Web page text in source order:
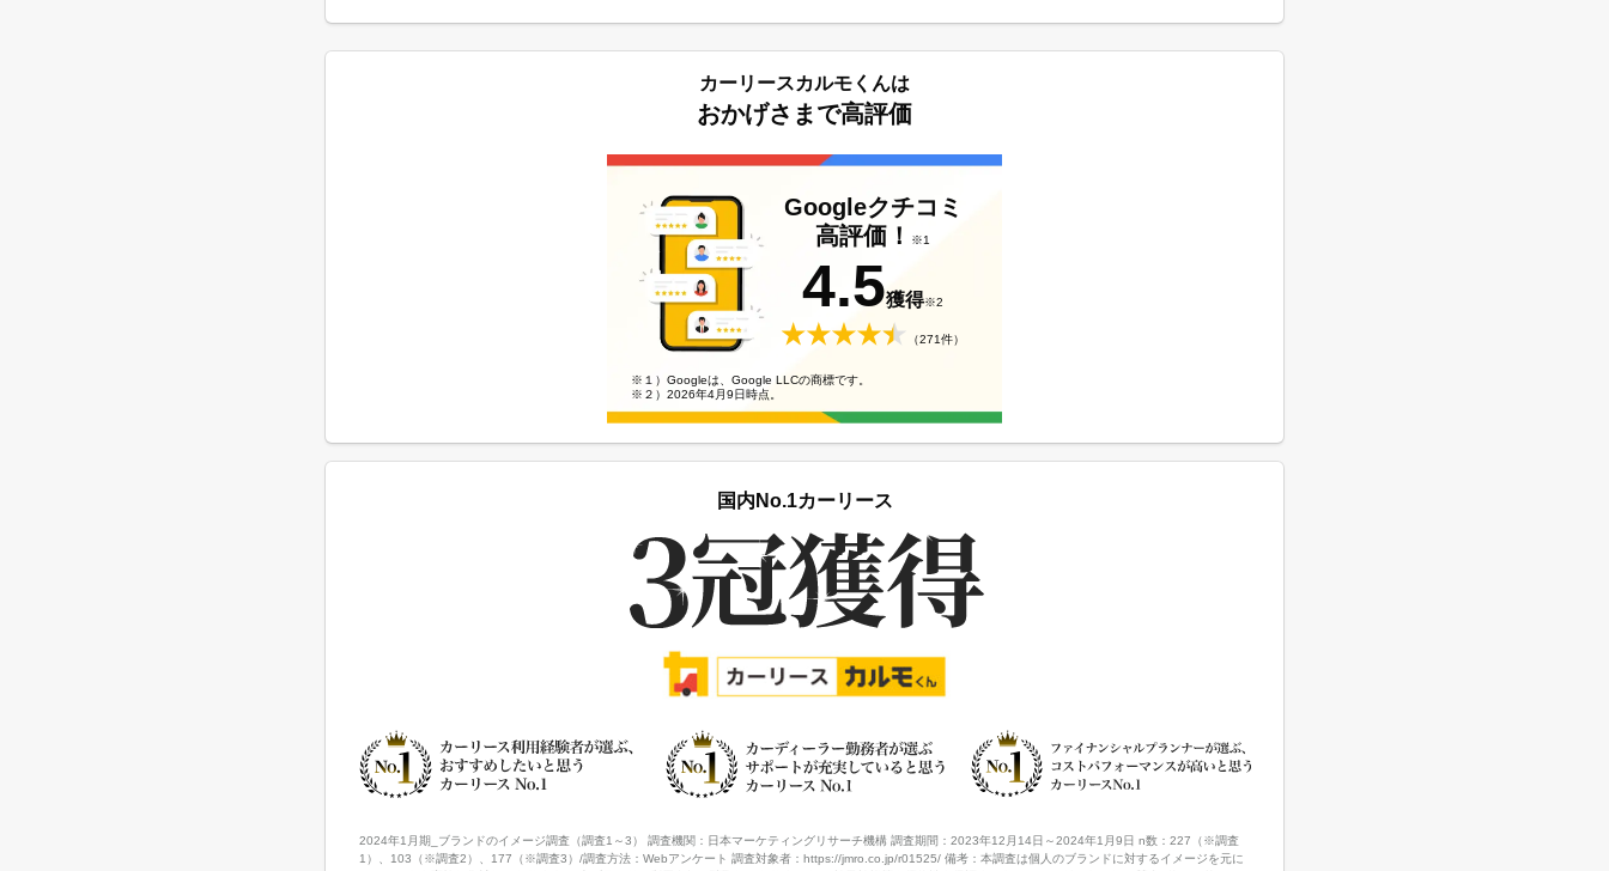
カーリースカルモくんは
おかげさまで高評価
Googleクチコミ
高評価！
※1
4.5獲得※2
（271件）
※１）Googleは、Google LLCの商標です。
※２）2026年4月9日時点。
国内No.1カーリース
2024年1月期_ブランドのイメージ調査（調査1～3） 調査機関：日本マーケティングリサーチ機構 調査期間：2023年12月14日～2024年1月9日 n数：227（※調査
1）、103（※調査2）、177（※調査3）/調査方法：Webアンケート 調査対象者：https://jmro.co.jp/r01525/ 備考：本調査は個人のブランドに対するイメージを元に